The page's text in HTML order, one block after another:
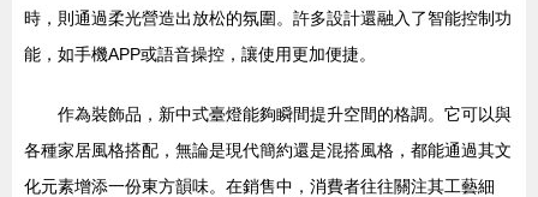
時，則通過柔光營造出放松的氛圍。許多設計還融入了智能控制功
能，如手機APP或語音操控，讓使用更加便捷。
作為裝飾品，新中式臺燈能夠瞬間提升空間的格調。它可以與
各種家居風格搭配，無論是現代簡約還是混搭風格，都能通過其文
化元素增添一份東方韻味。在銷售中，消費者往往關注其工藝細